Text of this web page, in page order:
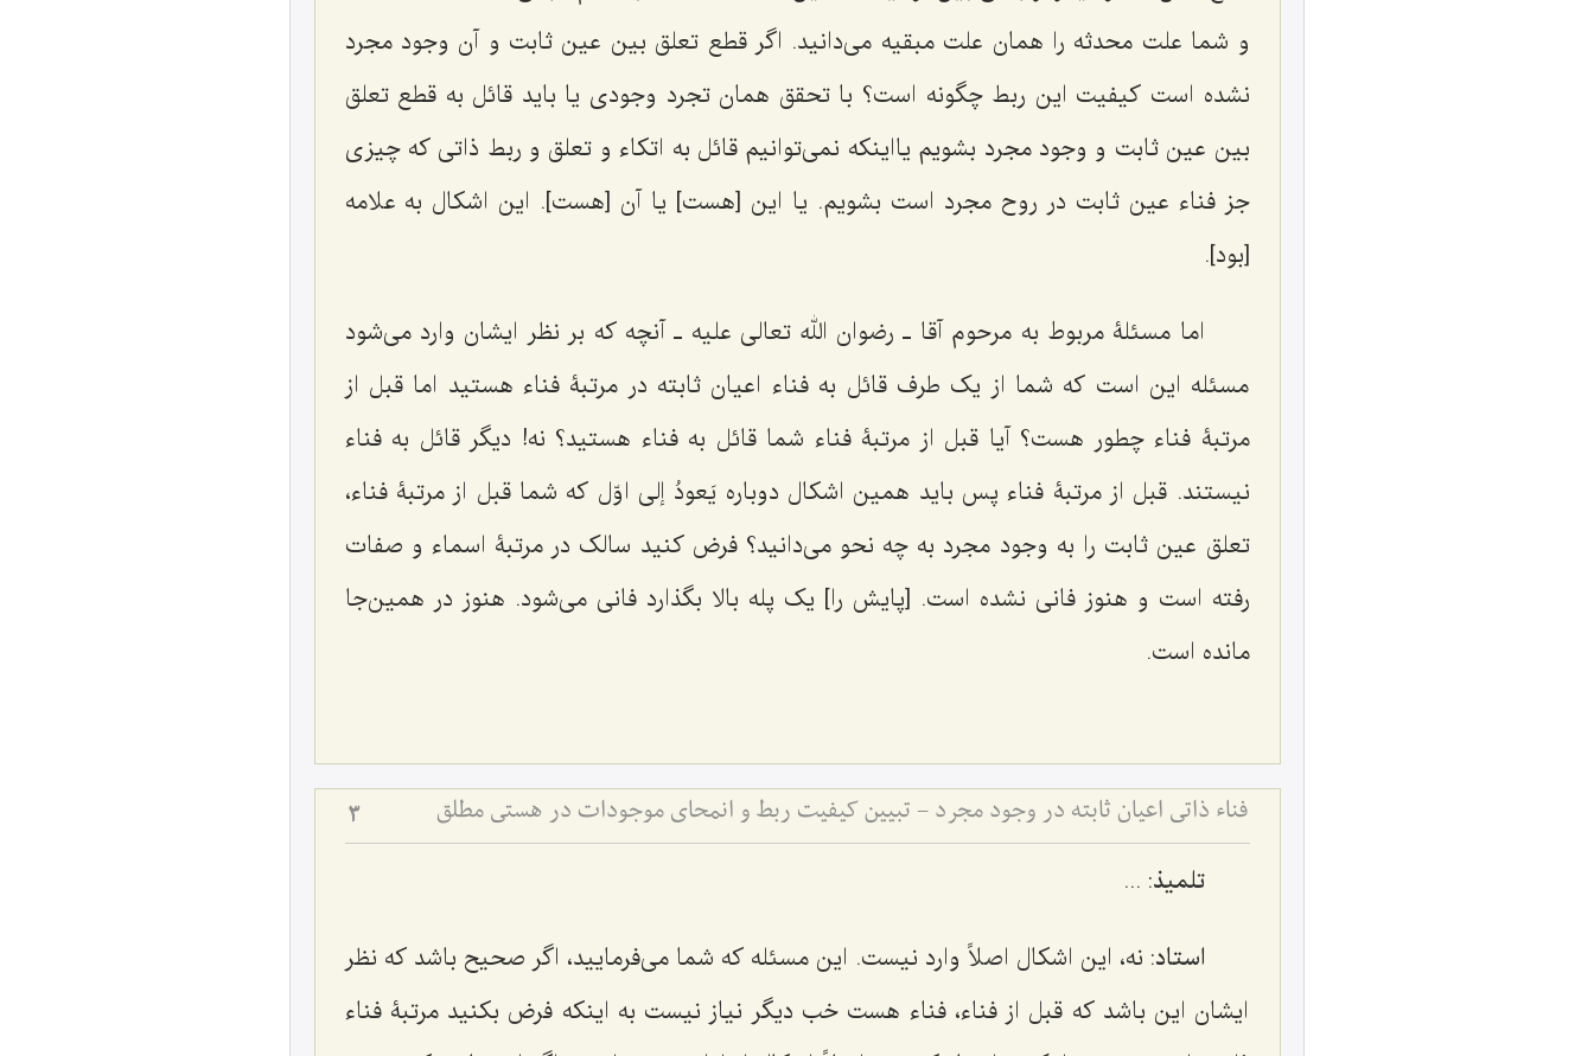
و شما علت محدثه را همان علت مبقیه مى‌دانید. اگر قطع تعلق بین عین ثابت و آن وجود مجرد
نشده است کیفیت این ربط چگونه است؟ با تحقق همان تجرد وجودى یا باید قائل به قطع تعلق
بین عین ثابت و وجود مجرد بشویم یااینکه نمى‌توانیم قائل به اتکاء و تعلق و ربط ذاتى که چیزى
جز فناء عین ثابت در روح مجرد است بشویم. یا این [هست] یا آن [هست]. این اشکال به علامه
[بود].
اما مسئلۀ مربوط به مرحوم آقا ـ رضوان الله تعالی علیه ـ آنچه که بر نظر ایشان وارد مى‌شود
مسئله این است که شما از یک طرف قائل به فناء اعیان ثابته در مرتبۀ فناء هستید اما قبل از
مرتبۀ فناء چطور هست؟ آیا قبل از مرتبۀ فناء شما قائل به فناء هستید؟ نه! دیگر قائل به فناء
نیستند. قبل از مرتبۀ فناء پس باید همین اشکال دوباره یَعودُ إلى اوّل که شما قبل از مرتبۀ فناء،
تعلق عین ثابت را به وجود مجرد به چه نحو مى‌دانید؟ فرض کنید سالک در مرتبۀ اسماء و صفات
رفته است و هنوز فانى نشده است. [پایش را] یک پله بالا بگذارد فانى مى‌شود. هنوز در همین‌جا
مانده است.
فناء ذاتی اعیان ثابته در وجود مجرد - تبیین کیفیت ربط و انمحای موجودات در هستی مطلق 3
تلمیذ: ...
استاد: نه، این اشکال اصلاً وارد نیست. این مسئله که شما مى‌فرمایید، اگر صحیح باشد که نظر
ایشان این باشد که قبل از فناء، فناء هست خب دیگر نیاز نیست به اینکه فرض بکنید مرتبۀ فناء